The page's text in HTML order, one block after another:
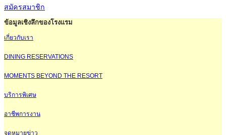
สมัครสมาชิก
ข้อมูลเชิงลึกของโรงแรม
เกี่ยวกับเรา
DINING RESERVATIONS
MOMENTS BEYOND THE RESORT
บริการพิเศษ
อาชีพการงาน
จดหมายข่าว